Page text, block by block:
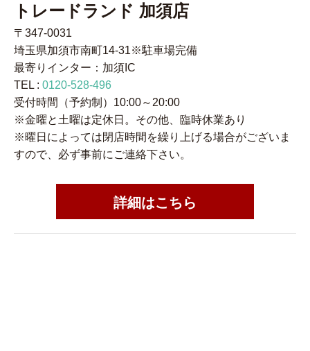
トレードランド 加須店
〒347-0031
埼玉県加須市南町14-31※駐車場完備
最寄りインター：加須IC
TEL : 0120-528-496
受付時間（予約制）10:00～20:00
※金曜と土曜は定休日。その他、臨時休業あり
※曜日によっては閉店時間を繰り上げる場合がございま
すので、必ず事前にご連絡下さい。
詳細はこちら